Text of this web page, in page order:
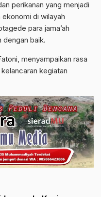
perikanan yang menjadi
di wilayah
para jama’ah
dengan baik.
menyampaikan rasa
kegiatan